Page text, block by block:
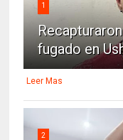
1
fugado en
Leer Mas
2